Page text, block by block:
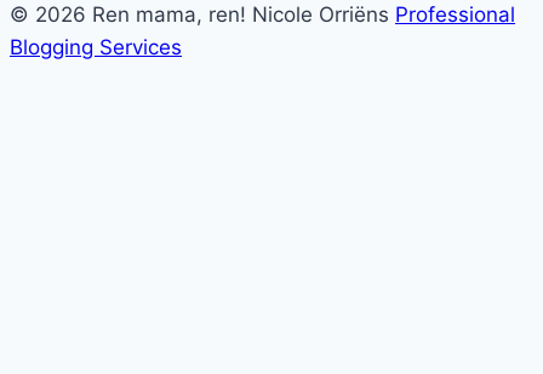
© 2026 Ren mama, ren! Nicole Orriëns Professional
Blogging Services